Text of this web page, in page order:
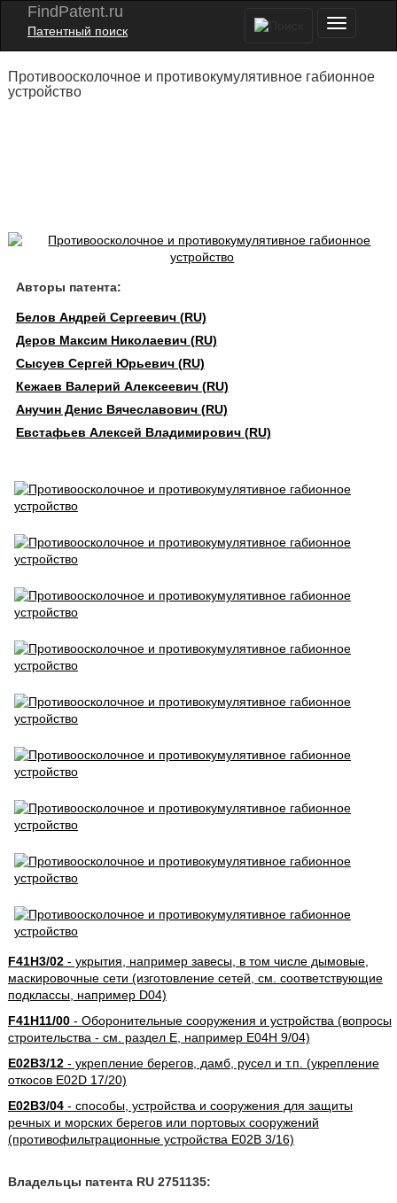
FindPatent.ru
Патентный поиск
Противоосколочное и противокумулятивное габионное
устройство
Авторы патента:
Белов Андрей Сергеевич (RU)
Деров Максим Николаевич (RU)
Сысуев Сергей Юрьевич (RU)
Кежаев Валерий Алексеевич (RU)
Анучин Денис Вячеславович (RU)
Евстафьев Алексей Владимирович (RU)
F41H3/02- укрытия, например завесы, в том числе дымовые,
маскировочные сети (изготовление сетей, см. соответствующие
подклассы, например D04)
F41H11/00- Оборонительные сооружения и устройства (вопросы
строительства - см. раздел E, например E04H 9/04)
E02B3/12- укрепление берегов, дамб, русел и т.п. (укрепление
откосов E02D 17/20)
E02B3/04- способы, устройства и сооружения для защиты
речных и морских берегов или портовых сооружений
(противофильтрационные устройства E02B 3/16)
Владельцы патента RU 2751135: